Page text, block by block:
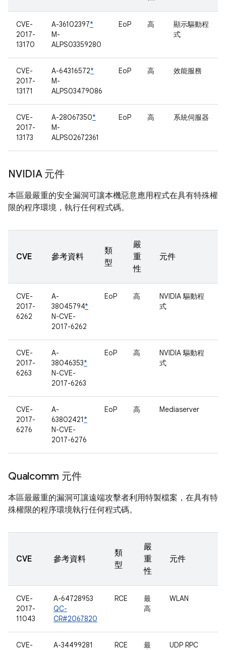
CVE-
2017-
13170
A-36102397*
M-
ALPS03359280
EoP 高
顯示驅動程
式
CVE-
2017-
13171
A-64316572*
M-
ALPS03479086
EoP 高 效能服務
CVE-
2017-
13173
A-28067350*
M-
ALPS02672361
EoP 高 系統伺服器
NVIDIA 元件
本區最嚴重的安全漏洞可讓本機惡意應用程式在具有特殊權
限的程序環境，執行任何程式碼。
CVE 參考資料
類
型
嚴
重
性
元件
CVE-
2017-
6262
A-
38045794*
N-CVE-
2017-6262
EoP 高
NVIDIA 驅動程
式
CVE-
2017-
6263
A-
38046353*
N-CVE-
2017-6263
EoP 高
NVIDIA 驅動程
式
CVE-
2017-
6276
A-
63802421*
N-CVE-
2017-6276
EoP 高 Mediaserver
Qualcomm 元件
本區最嚴重的漏洞可讓遠端攻擊者利用特製檔案，在具有特
殊權限的程序環境執行任何程式碼。
CVE 參考資料
類
型
嚴
重
性
元件
CVE-
2017-
11043
A-64728953
QC-
CR#2067820
RCE
最
高
WLAN
CVE-
A-34499281
RCE
最
UDP RPC